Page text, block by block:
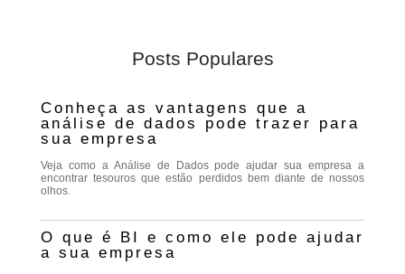
Posts Populares
Conheça as vantagens que a
análise de dados pode trazer para
sua empresa
Veja como a Análise de Dados pode ajudar sua empresa a
encontrar tesouros que estão perdidos bem diante de nossos
olhos.
O que é BI e como ele pode ajudar
a sua empresa